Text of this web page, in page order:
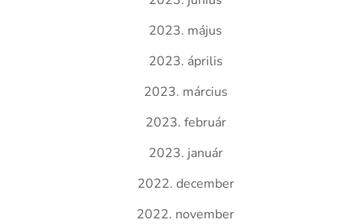
2023. május
2023. április
2023. március
2023. február
2023. január
2022. december
2022. november